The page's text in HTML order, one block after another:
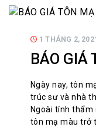
1 THÁNG 2, 2021
BÁO GIÁ
Ngày nay, tôn
trúc sư và nhà
Ngoài tính
tôn mạ màu trở